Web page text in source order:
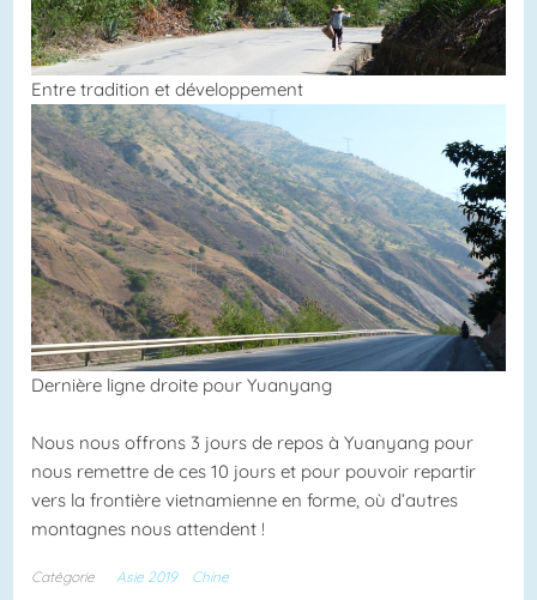
Entre tradition et développement
Dernière ligne droite pour Yuanyang
Nous nous offrons 3 jours de repos à Yuanyang pour
nous remettre de ces 10 jours et pour pouvoir repartir
vers la frontière vietnamienne en forme, où d’autres
montagnes nous attendent !
Catégorie Asie 2019 Chine